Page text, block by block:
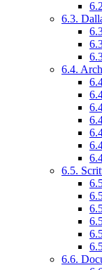
6.3.
6.4.
6.5.
6.6.